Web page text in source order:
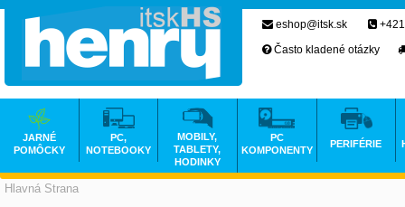
Hlavná Strana
eshop@itsk.sk
Často kladené otázky
JARNÉ
POMÔCKY
PC,
NOTEBOOKY
MOBILY,
TABLETY,
HODINKY
PC
KOMPONENTY
PERIFÉRIE